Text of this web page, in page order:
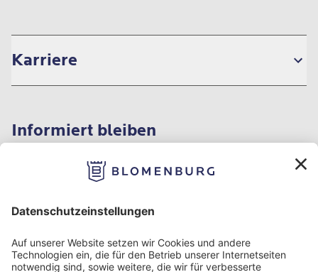
Karriere
Informiert bleiben